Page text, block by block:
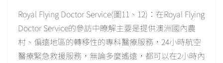
Royal Flying Doctor Service(圖11、12)：在Royal Flying
Doctor Service的參訪中瞭解主要是提供澳洲國內農
村、偏遠地區的轉移性的專科醫療服務，24小時航空
醫療緊急救援服務，無論多麼遙遠，都可以在2小時內